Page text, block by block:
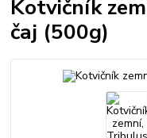
Kotvičník
čaj (500g)